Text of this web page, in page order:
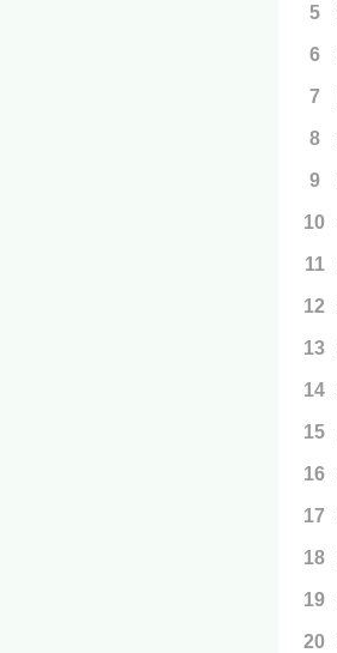
5
6
7
8
9
10
11
12
13
14
15
16
17
18
19
20